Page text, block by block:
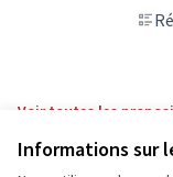
Informations sur
Voir toutes les